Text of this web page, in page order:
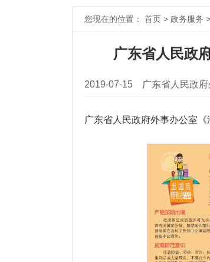
您现在的位置： 首页 > 政务服务
广东省人民政
2019-07-15 广东省人民政
广东省人民政府外事办公室